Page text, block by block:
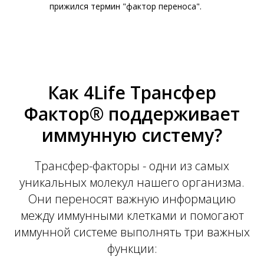
прижился термин "фактор переноса".
Как 4Life Трансфер
Фактор® поддерживает
иммунную систему?
Трансфер-факторы - одни из самых
уникальных молекул нашего организма.
Они переносят важную информацию
между иммунными клетками и помогают
иммунной системе выполнять три важных
функции: